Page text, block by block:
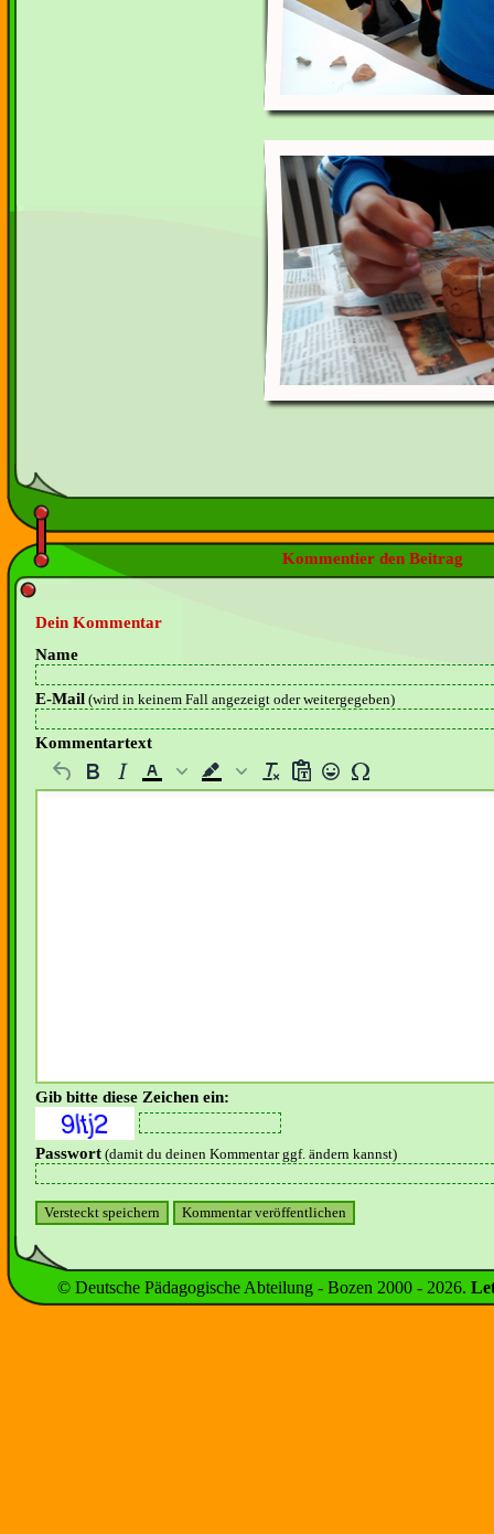
Kommentier den Beitrag
Dein Kommentar
Name
E-Mail (wird in keinem Fall angezeigt oder weitergegeben)
Kommentartext
Gib bitte diese Zeichen ein:
Passwort (damit du deinen Kommentar ggf. ändern kannst)
© Deutsche Pädagogische Abteilung - Bozen 2000 - 2026.